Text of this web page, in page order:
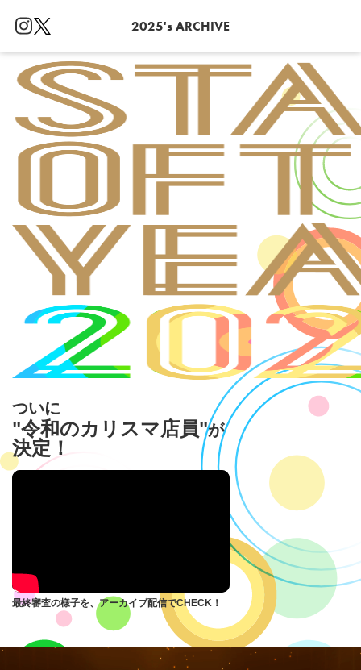
2025's ARCHIVE
ついに
"令和のカリスマ店員"が
決定！
最終審査の様子を、アーカイブ配信でCHECK！